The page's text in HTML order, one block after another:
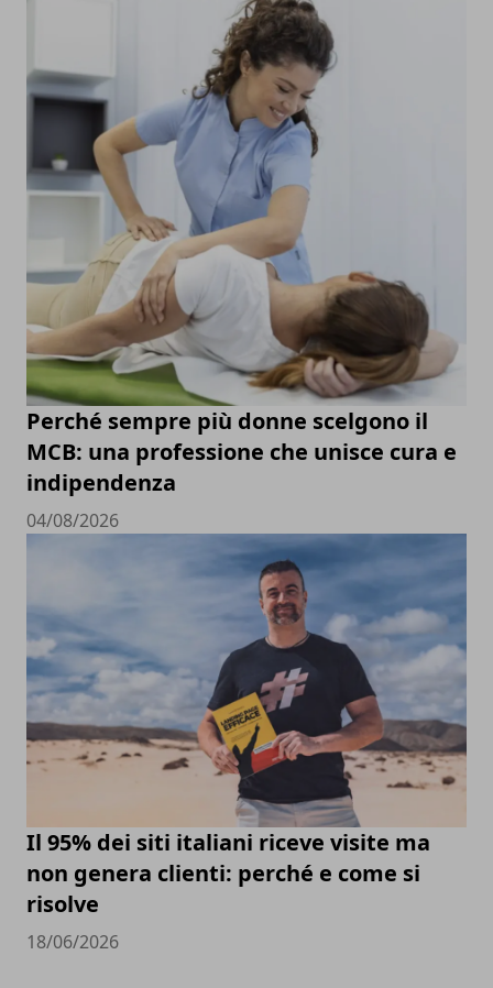
Perché sempre più donne scelgono il
MCB: una professione che unisce cura e
indipendenza
04/08/2026
Il 95% dei siti italiani riceve visite ma
non genera clienti: perché e come si
risolve
18/06/2026